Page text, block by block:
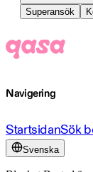
Superansök
Navigering
StartsidanSök
Svenska